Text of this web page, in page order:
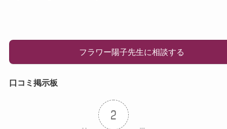
フラワー陽子先生に相談する
口コミ掲示板
2